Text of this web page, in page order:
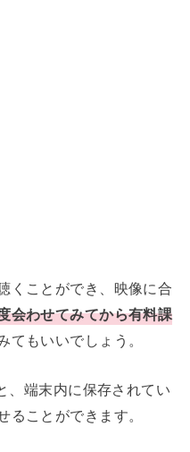
くことができ、映像に合
会わせてみてから有料課
てもいいでしょう。
、端末内に保存されてい
ることができます。